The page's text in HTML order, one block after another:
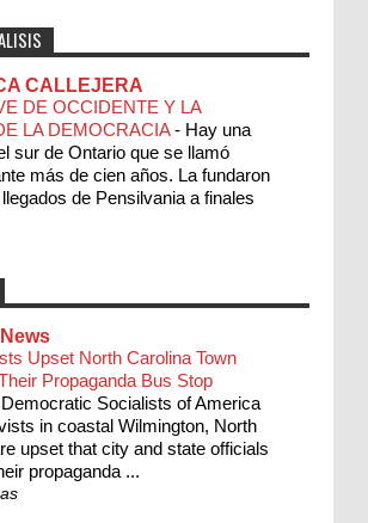
CALLEJERA
DE OCCIDENTE Y LA
LA DEMOCRACIA- Hay una
sur de Ontario que se llamó
más de cien años. La fundaron
de Pensilvania a finales
Upset North Carolina Town
Propaganda Bus Stop
Democratic Socialists of America
in coastal Wilmington, North
upset that city and state officials
propaganda ...